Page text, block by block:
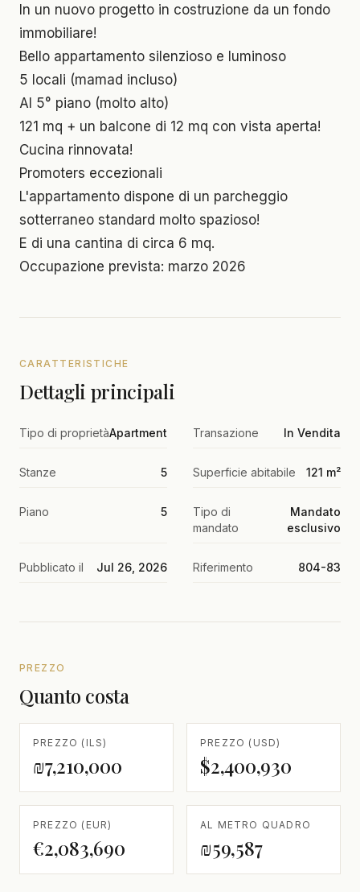
In un nuovo progetto in costruzione da un fondo
immobiliare!
Bello appartamento silenzioso e luminoso
5 locali (mamad incluso)
Al 5° piano (molto alto)
121 mq + un balcone di 12 mq con vista aperta!
Cucina rinnovata!
Promoters eccezionali
L'appartamento dispone di un parcheggio
sotterraneo standard molto spazioso!
E di una cantina di circa 6 mq.
Occupazione prevista: marzo 2026
CARATTERISTICHE
Dettagli principali
Tipo di proprietàApartment Transazione In Vendita
Stanze 5 Superficie abitabile 121 m²
Piano 5
Tipo di
mandato
Mandato
esclusivo
Pubblicato il Jul 26, 2026 Riferimento 804-83
PREZZO
Quanto costa
PREZZO (ILS)
₪7,210,000
PREZZO (USD)
$2,400,930
PREZZO (EUR)
€2,083,690
AL METRO QUADRO
₪59,587